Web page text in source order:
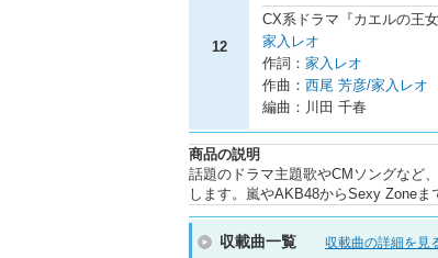
12
CX系ドラマ『カエルの王
家入レオ
作詞： 家入レオ
作曲： 西尾 芳彦/家入レオ
編曲：川田 千春
商品の説明
話題のドラマ主題歌やCMソングなど
します。嵐やAKB48からSexy Zone
収載曲一覧 収載曲の詳細を見